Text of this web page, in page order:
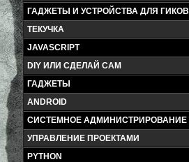
ГАДЖЕТЫ И УСТРОЙСТВА ДЛЯ ГИКОВ
ТЕКУЧКА
JAVASCRIPT
DIY ИЛИ СДЕЛАЙ САМ
ГАДЖЕТЫ
ANDROID
СИСТЕМНОЕ АДМИНИСТРИРОВАНИЕ
УПРАВЛЕНИЕ ПРОЕКТАМИ
PYTHON